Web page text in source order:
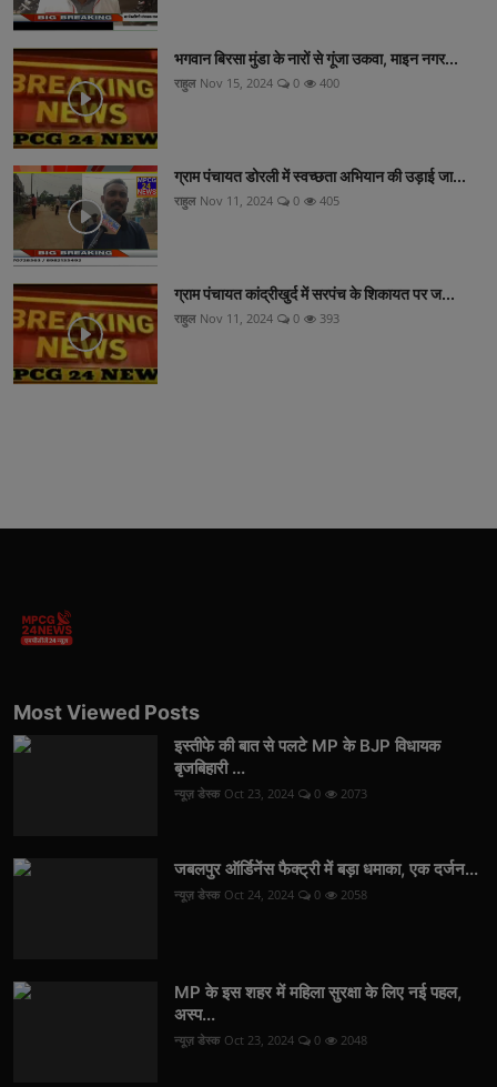
भगवान बिरसा मुंडा के नारों से गूंजा उकवा, माइन नगर...
राहुल Nov 15, 2024 0 400
ग्राम पंचायत डोरली में स्वच्छता अभियान की उड़ाई जा...
राहुल Nov 11, 2024 0 405
ग्राम पंचायत कांद्रीखुर्द में सरपंच के शिकायत पर ज...
राहुल Nov 11, 2024 0 393
Most Viewed Posts
इस्तीफे की बात से पलटे MP के BJP विधायक
बृजबिहारी ...
न्यूज़ डेस्क Oct 23, 2024 0 2073
जबलपुर ऑर्डिनेंस फैक्ट्री में बड़ा धमाका, एक दर्जन...
न्यूज़ डेस्क Oct 24, 2024 0 2058
MP के इस शहर में महिला सुरक्षा के लिए नई पहल,
अस्प...
न्यूज़ डेस्क Oct 23, 2024 0 2048